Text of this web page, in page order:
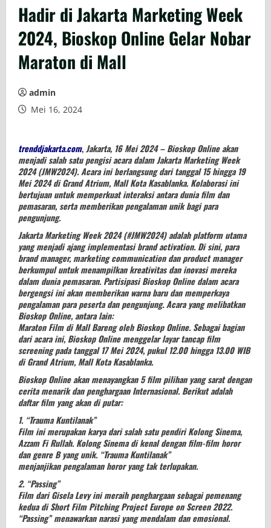
Hadir di Jakarta Marketing Week
2024, Bioskop Online Gelar Nobar
Maraton di Mall
admin
Mei 16, 2024
trenddjakarta.com,Jakarta, 16 Mei 2024 – Bioskop Online akan
menjadi salah satu pengisi acara dalam Jakarta Marketing Week
2024 (JMW2024). Acara ini berlangsung dari tanggal 15 hingga 19
Mei 2024 di Grand Atrium, Mall Kota Kasablanka. Kolaborasi ini
bertujuan untuk memperkuat interaksi antara dunia film dan
pemasaran, serta memberikan pengalaman unik bagi para
pengunjung.
Jakarta Marketing Week 2024 (#JMW2024) adalah platform utama
yang menjadi ajang implementasi brand activation. Di sini, para
brand manager, marketing communication dan product manager
berkumpul untuk menampilkan kreativitas dan inovasi mereka
dalam dunia pemasaran. Partisipasi Bioskop Online dalam acara
bergengsi ini akan memberikan warna baru dan memperkaya
pengalaman para peserta dan pengunjung. Acara yang melibatkan
Bioskop Online, antara lain:
Maraton Film di Mall Bareng oleh Bioskop Online. Sebagai bagian
dari acara ini, Bioskop Online menggelar layar tancap film
screening pada tanggal 17 Mei 2024, pukul 12.00 hingga 13.00 WIB
di Grand Atrium, Mall Kota Kasablanka.
Bioskop Online akan menayangkan 5 film pilihan yang sarat dengan
cerita menarik dan penghargaan Internasional. Berikut adalah
daftar film yang akan di putar:
1. “Trauma Kuntilanak”
Film ini merupakan karya dari salah satu pendiri Kolong Sinema,
Azzam Fi Rullah. Kolong Sinema di kenal dengan film-film horor
dan genre B yang unik. “Trauma Kuntilanak”
menjanjikan pengalaman horor yang tak terlupakan.
2. “Passing”
Film dari Gisela Levy ini meraih penghargaan sebagai pemenang
kedua di Short Film Pitching Project Europe on Screen 2022.
“Passing” menawarkan narasi yang mendalam dan emosional.